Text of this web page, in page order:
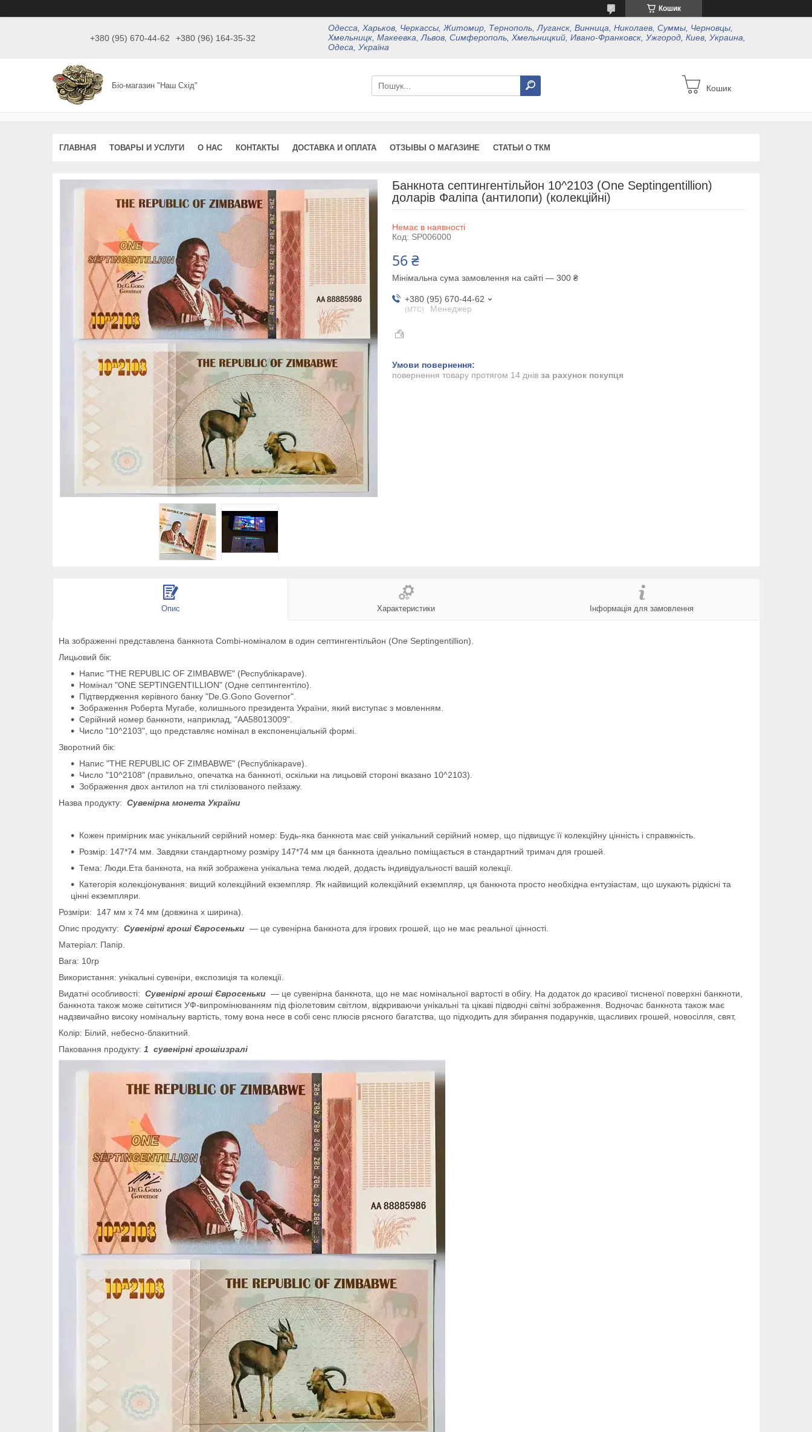
Кошик
+380 (95) 670-44-62 +380 (96) 164-35-32
Одесса, Харьков, Черкассы, Житомир, Тернополь, Луганск, Винница, Николаев, Суммы, Черновцы,
Хмельницк, Макеевка, Львов, Симферополь, Хмельницкий, Ивано-Франковск, Ужгород, Киев, Украина,
Одеса, Україна
Біо-магазин "Наш Схід" Кошик
ГЛАВНАЯ ТОВАРЫ И УСЛУГИ О НАС КОНТАКТЫ ДОСТАВКА И ОПЛАТА ОТЗЫВЫ О МАГАЗИНЕ СТАТЬИ О ТКМ
Банкнота септингентільйон 10^2103 (One Septingentillion)
доларів Фаліпа (антилопи) (колекційні)
Немає в наявності
Код: SP006000
56 ₴
Мінімальна сума замовлення на сайті — 300 ₴
+380 (95) 670-44-62
МТС Менеджер
повернення товару протягом 14 днів за рахунок покупця
Опис Характеристики Інформація для замовлення
На зображенні представлена банкнота Combi-номіналом в один септингентільйон (One Septingentillion).
Лицьовий бік:
Напис "THE REPUBLIC OF ZIMBABWE" (Республікаpave).
Номінал "ONE SEPTINGENTILLION" (Одне септингентіло).
Підтвердження керівного банку "De.G.Gono Governor".
Зображення Роберта Мугабе, колишнього президента України, який виступає з мовленням.
Серійний номер банкноти, наприклад, "AA58013009".
Число "10^2103", що представляє номінал в експоненціальній формі.
Зворотний бік:
Напис "THE REPUBLIC OF ZIMBABWE" (Республікаpave).
Число "10^2108" (правильно, опечатка на банкноті, оскільки на лицьовій стороні вказано 10^2103).
Зображення двох антилоп на тлі стилізованого пейзажу.
Назва продукту: Сувенірна монета України
Кожен примірник має унікальний серійний номер: Будь-яка банкнота має свій унікальний серійний номер, що підвищує її колекційну цінність і справжність.
Розмір: 147*74 мм. Завдяки стандартному розміру 147*74 мм ця банкнота ідеально поміщається в стандартний тримач для грошей.
Тема: Люди.Ета банкнота, на якій зображена унікальна тема людей, додасть індивідуальності вашій колекції.
Категорія колекціонування: вищий колекційний екземпляр. Як найвищий колекційний екземпляр, ця банкнота просто необхідна ентузіастам, що шукають рідкісні та
цінні екземпляри.
Розміри: 147 мм х 74 мм (довжина х ширина).
Опис продукту: Сувенірні гроші Євросеньки — це сувенірна банкнота для ігрових грошей, що не має реальної цінності.
Матеріал: Папір.
Вага: 10гр
Використання: унікальні сувеніри, експозиція та колекції.
Видатні особливості: Сувенірні гроші Євросеньки — це сувенірна банкнота, що не має номінальної вартості в обігу. На додаток до красивої тисненої поверхні банкноти,
банкнота також може світитися УФ-випромінюванням під фіолетовим світлом, відкриваючи унікальні та цікаві підводні світні зображення. Водночас банкнота також має
надзвичайно високу номінальну вартість, тому вона несе в собі сенс плюсів рясного багатства, що підходить для збирання подарунків, щасливих грошей, новосілля, свят,
Колір: Білий, небесно-блакитний.
Паковання продукту: 1 сувенірні грошіизралі